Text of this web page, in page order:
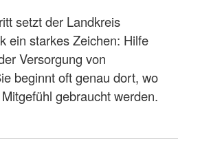
setzt der Landkreis
ein starkes Zeichen: Hilfe
Versorgung von
beginnt oft genau dort, wo
gebraucht werden.